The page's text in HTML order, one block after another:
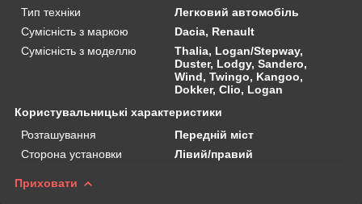
Тип техніки
Легковий автомобіль
Сумісність з маркою
Dacia, Renault
Сумісність з моделлю
Thalia, Logan/Stepway,
Duster, Lodgy, Sandero,
Wind, Twingo, Kangoo,
Dokker, Clio, Logan
Користувальницькі характеристики
Розташування
Передній міст
Сторона установки
Лівий/правий
Приховати